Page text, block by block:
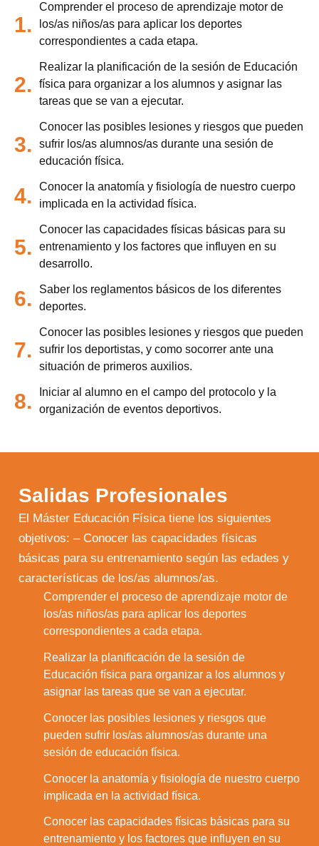
1.
Comprender el proceso de aprendizaje motor de
los/as niños/as para aplicar los deportes
correspondientes a cada etapa.
2.
Realizar la planificación de la sesión de Educación
física para organizar a los alumnos y asignar las
tareas que se van a ejecutar.
3.
Conocer las posibles lesiones y riesgos que pueden
sufrir los/as alumnos/as durante una sesión de
educación física.
4.
Conocer la anatomía y fisiología de nuestro cuerpo
implicada en la actividad física.
5.
Conocer las capacidades físicas básicas para su
entrenamiento y los factores que influyen en su
desarrollo.
6.
Saber los reglamentos básicos de los diferentes
deportes.
7.
Conocer las posibles lesiones y riesgos que pueden
sufrir los deportistas, y como socorrer ante una
situación de primeros auxilios.
8.
Iniciar al alumno en el campo del protocolo y la
organización de eventos deportivos.
Salidas Profesionales
El Máster Educación Física tiene los siguientes
objetivos: – Conocer las capacidades físicas
básicas para su entrenamiento según las edades y
características de los/as alumnos/as.
Comprender el proceso de aprendizaje motor de
los/as niños/as para aplicar los deportes
correspondientes a cada etapa.
Realizar la planificación de la sesión de
Educación física para organizar a los alumnos y
asignar las tareas que se van a ejecutar.
Conocer las posibles lesiones y riesgos que
pueden sufrir los/as alumnos/as durante una
sesión de educación física.
Conocer la anatomía y fisiología de nuestro cuerpo
implicada en la actividad física.
Conocer las capacidades físicas básicas para su
entrenamiento y los factores que influyen en su